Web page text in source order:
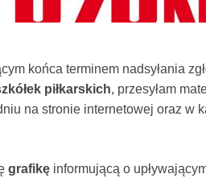
końca terminem nadsyłania
piłkarskich, przesyłam
na stronie internetowej oraz w
grafikę informującą o